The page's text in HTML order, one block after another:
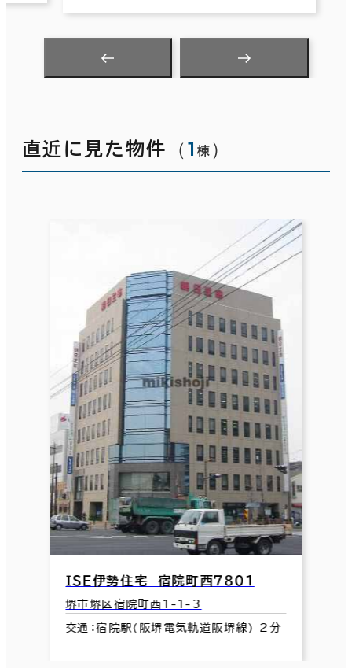
直近に見た物件 （1 棟 ）
ＩＳＥ伊勢住宅 宿院町西７８０１
堺市堺区宿院町西1-1-3
交通：宿院駅(阪堺電気軌道阪堺線) 2分